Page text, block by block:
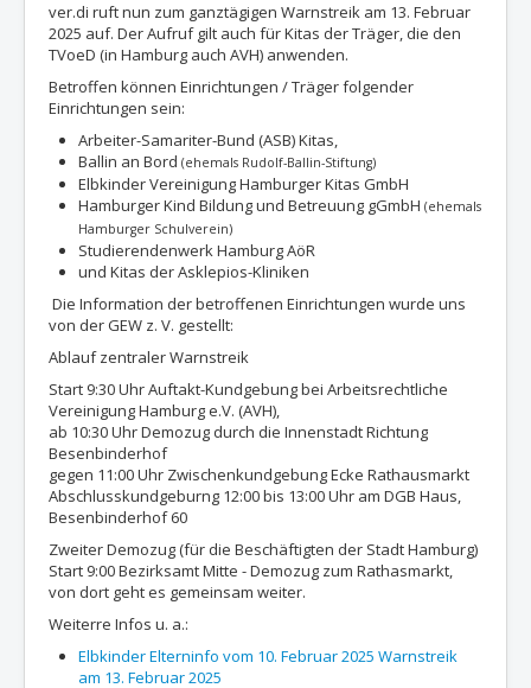
ver.di ruft nun zum ganztägigen Warnstreik am 13. Februar
2025 auf. Der Aufruf gilt auch für Kitas der Träger, die den
TVoeD (in Hamburg auch AVH) anwenden.
Betroffen können Einrichtungen / Träger folgender
Einrichtungen sein:
Arbeiter-Samariter-Bund (ASB) Kitas,
Ballin an Bord (ehemals Rudolf-Ballin-Stiftung)
Elbkinder Vereinigung Hamburger Kitas GmbH
Hamburger Kind Bildung und Betreuung gGmbH (ehemals
Hamburger Schulverein)
Studierendenwerk Hamburg AöR
und Kitas der Asklepios-Kliniken
Die Information der betroffenen Einrichtungen wurde uns
von der GEW z. V. gestellt:
Ablauf zentraler Warnstreik
Start 9:30 Uhr Auftakt-Kundgebung bei Arbeitsrechtliche
Vereinigung Hamburg e.V. (AVH),
ab 10:30 Uhr Demozug durch die Innenstadt Richtung
Besenbinderhof
gegen 11:00 Uhr Zwischenkundgebung Ecke Rathausmarkt
Abschlusskundgeburng 12:00 bis 13:00 Uhr am DGB Haus,
Besenbinderhof 60
Zweiter Demozug (für die Beschäftigten der Stadt Hamburg)
Start 9:00 Bezirksamt Mitte - Demozug zum Rathasmarkt,
von dort geht es gemeinsam weiter.
Weiterre Infos u. a.:
Elbkinder Elterninfo vom 10. Februar 2025 Warnstreik
am 13. Februar 2025